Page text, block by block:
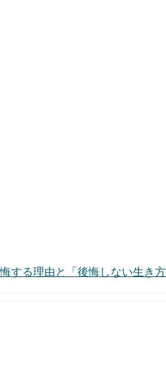
する理由と「後悔しない生き